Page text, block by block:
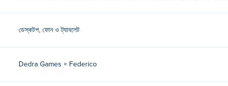
ডেস্কটপ, ফোন ও ট্যাবলেট
Dedra Games × Federico